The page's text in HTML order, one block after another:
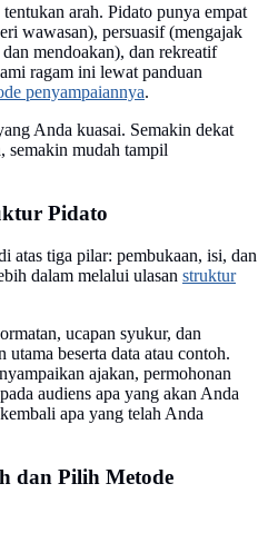
arah. Pidato punya empat
wawasan), persuasif (mengajak
mendoakan), dan rekreatif
ragam ini lewat panduan
penyampaiannya.
Anda kuasai. Semakin dekat
semakin mudah tampil
Pidato
atas tiga pilar: pembukaan, isi, dan
dalam melalui ulasan struktur
ucapan syukur, dan
beserta data atau contoh.
ajakan, permohonan
audiens apa yang akan Anda
apa yang telah Anda
dan Pilih Metode